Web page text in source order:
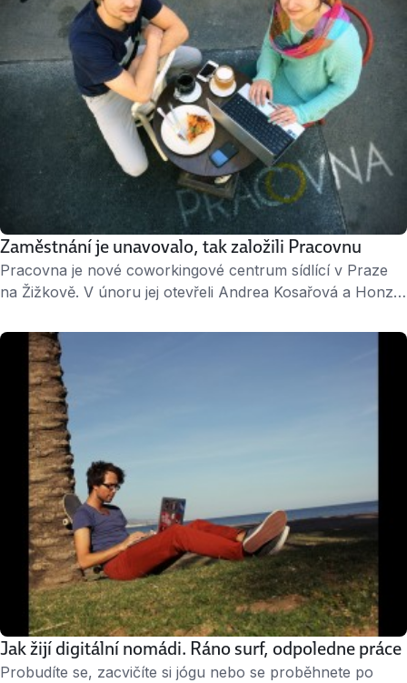
Zaměstnání je unavovalo, tak založili Pracovnu
Pracovna je nové coworkingové centrum sídlící v Praze
na Žižkově. V únoru jej otevřeli Andrea Kosařová a Honza
zaměstnaneckého života, a tak se rozhodli: uděláme si to
po svém. Jobs.cz: Prozradili jste mi, že impulsem pro
založení Pracovny byla nespokojenost ve vašich
předchozích zaměstnáních. Z čeho pramenila? Andrea:
Celkově …
Jak žijí digitální nomádi. Ráno surf, odpoledne práce
Probudíte se, zacvičíte si jógu nebo se proběhnete po